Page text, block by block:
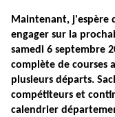
Maintenant, j'espère
engager sur la
samedi 6 septembre
complète de courses
plusieurs départs.
compétiteurs et
calendrier